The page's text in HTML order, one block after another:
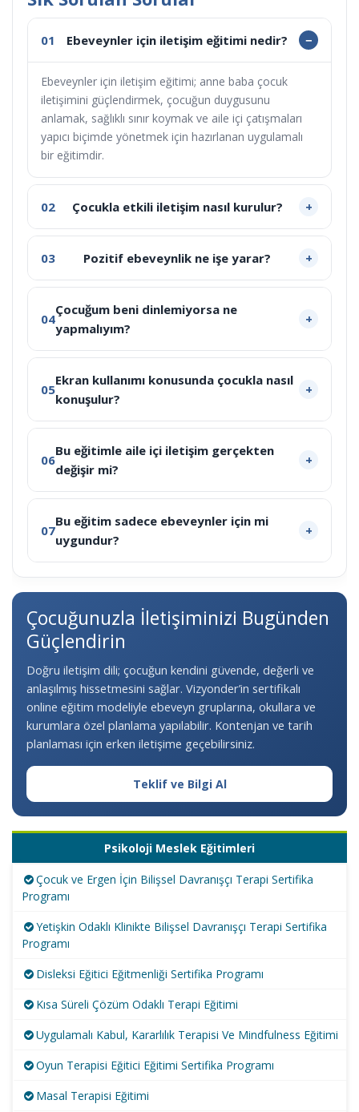
01 Ebeveynler için iletişim eğitimi nedir?
Ebeveynler için iletişim eğitimi; anne baba çocuk
iletişimini güçlendirmek, çocuğun duygusunu
anlamak, sağlıklı sınır koymak ve aile içi çatışmaları
yapıcı biçimde yönetmek için hazırlanan uygulamalı
bir eğitimdir.
02 Çocukla etkili iletişim nasıl kurulur?
03 Pozitif ebeveynlik ne işe yarar?
04
Çocuğum beni dinlemiyorsa ne
yapmalıyım?
05
Ekran kullanımı konusunda çocukla nasıl
konuşulur?
06
Bu eğitimle aile içi iletişim gerçekten
değişir mi?
07
Bu eğitim sadece ebeveynler için mi
uygundur?
Çocuğunuzla İletişiminizi Bugünden
Güçlendirin
Doğru iletişim dili; çocuğun kendini güvende, değerli ve
anlaşılmış hissetmesini sağlar. Vizyonder’in sertifikalı
online eğitim modeliyle ebeveyn gruplarına, okullara ve
kurumlara özel planlama yapılabilir. Kontenjan ve tarih
planlaması için erken iletişime geçebilirsiniz.
Teklif ve Bilgi Al
Psikoloji Meslek Eğitimleri
Çocuk ve Ergen İçin Bilişsel Davranışçı Terapi Sertifika
Programı
Yetişkin Odaklı Klinikte Bilişsel Davranışçı Terapi Sertifika
Programı
Disleksi Eğitici Eğitmenliği Sertifika Programı
Kısa Süreli Çözüm Odaklı Terapi Eğitimi
Uygulamalı Kabul, Kararlılık Terapisi Ve Mindfulness Eğitimi
Oyun Terapisi Eğitici Eğitimi Sertifika Programı
Masal Terapisi Eğitimi